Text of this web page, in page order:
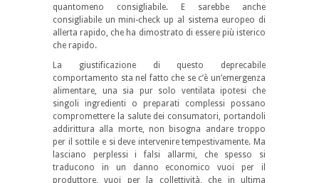
quantomeno consigliabile. E sarebbe anche
consigliabile un mini-check up al sistema europeo di
allerta rapido, che ha dimostrato di essere più isterico
che rapido.
La giustificazione di questo deprecabile
comportamento sta nel fatto che se c’è un’emergenza
alimentare, una sia pur solo ventilata ipotesi che
singoli ingredienti o preparati complessi possano
compromettere la salute dei consumatori, portandoli
addirittura alla morte, non bisogna andare troppo
per il sottile e si deve intervenire tempestivamente. Ma
lasciano perplessi i falsi allarmi, che spesso si
traducono in un danno economico vuoi per il
produttore, vuoi per la collettività, che in ultima